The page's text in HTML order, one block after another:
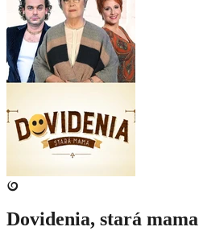
Dovidenia, stará mama